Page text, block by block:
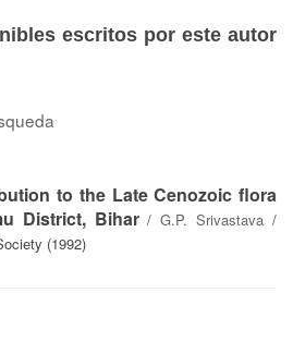
escritos por este autor
to the Late Cenozoic flora
District, Bihar/G.P. Srivastava /
(1992)